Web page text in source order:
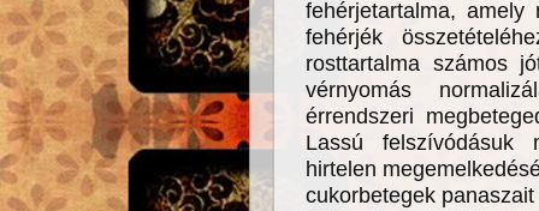
fehérjetartalma,
fehérjék
rosttartalma számos
vérnyomás
érrendszeri
Lassú felszívódásuk
hirtelen
cukorbetegek panaszait